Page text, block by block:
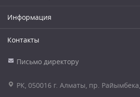
Информация
Контакты
Письмо директору
РК, 050016 г. Алматы, пр.